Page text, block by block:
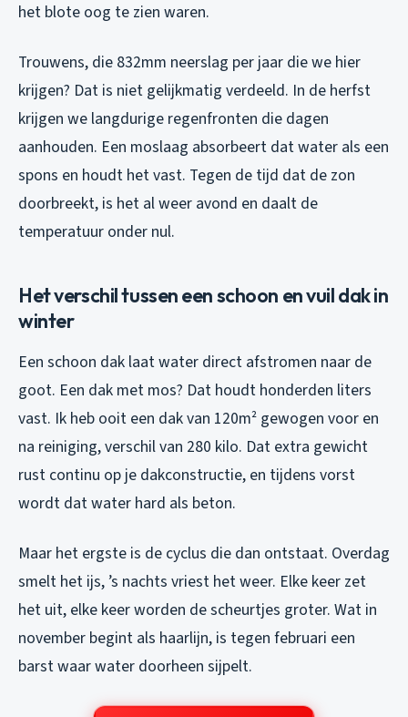
het blote oog te zien waren.
Trouwens, die 832mm neerslag per jaar die we hier
krijgen? Dat is niet gelijkmatig verdeeld. In de herfst
krijgen we langdurige regenfronten die dagen
aanhouden. Een moslaag absorbeert dat water als een
spons en houdt het vast. Tegen de tijd dat de zon
doorbreekt, is het al weer avond en daalt de
temperatuur onder nul.
Het verschil tussen een schoon en vuil dak in
winter
Een schoon dak laat water direct afstromen naar de
goot. Een dak met mos? Dat houdt honderden liters
vast. Ik heb ooit een dak van 120m² gewogen voor en
na reiniging, verschil van 280 kilo. Dat extra gewicht
rust continu op je dakconstructie, en tijdens vorst
wordt dat water hard als beton.
Maar het ergste is de cyclus die dan ontstaat. Overdag
smelt het ijs, ’s nachts vriest het weer. Elke keer zet
het uit, elke keer worden de scheurtjes groter. Wat in
november begint als haarlijn, is tegen februari een
barst waar water doorheen sijpelt.